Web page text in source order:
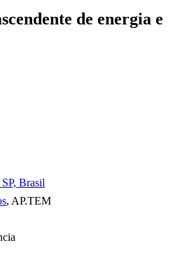
de energia e
Brasil
, AP.TEM